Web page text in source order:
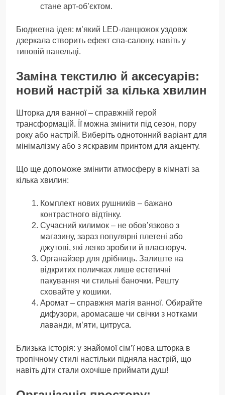
стане арт-об’єктом.
Бюджетна ідея: м’який LED-ланцюжок уздовж
дзеркала створить ефект спа-салону, навіть у
типовій панельці.
Заміна текстилю й аксесуарів:
новий настрій за кілька хвилин
Шторка для ванної – справжній герой
трансформацій. Її можна змінити під сезон, пору
року або настрій. Виберіть однотонний варіант для
мінімалізму або з яскравим принтом для акценту.
Що ще допоможе змінити атмосферу в кімнаті за
кілька хвилин:
Комплект нових рушників – бажано
контрастного відтінку.
Сучасний килимок – не обов’язково з
магазину, зараз популярні плетені або
джутові, які легко зробити й власноруч.
Органайзер для дрібниць. Залиште на
відкритих поличках лише естетичні
пакування чи стильні баночки. Решту
сховайте у кошики.
Аромат – справжня магія ванної. Обирайте
дифузори, аромасаше чи свічки з нотками
лаванди, м’яти, цитруса.
Близька історія: у знайомої сім’ї нова шторка в
тропічному стилі настільки підняла настрій, що
навіть діти стали охочіше приймати душ!